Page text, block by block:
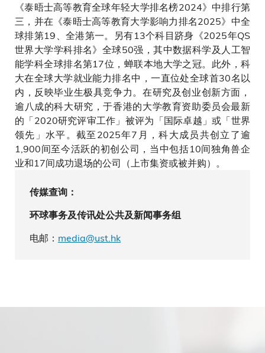
《泰晤士高等教育全球年轻大学排名榜2024》中排行第
三，并在《泰晤士高等教育大学影响力排名2025》中全
球排第19、全港第一。另有13个科目跻身《2025年QS
世界大学学科排名》全球50强，其中数据科学及人工智
能学科全球排名第17位，蝉联本地大学之冠。此外，科
大在全球大学就业能力排名中，一直位处全球首30名以
内，反映毕业生极具竞争力。在研究及创业创新方面，
逾八成的科大研究，于香港的大学教育资助委员会最新
的「2020研究评审工作」被评为「国际卓越」或「世界
领先」水平。截至2025年7月，科大成员共创立了逾
1,900间至今活跃的初创公司，当中包括10间独角兽企
业和17间成功退场的公司（上市集资或被并购）。
传媒查询：
环球事务及传讯处公共及新闻事务组
电邮： media@ust.hk